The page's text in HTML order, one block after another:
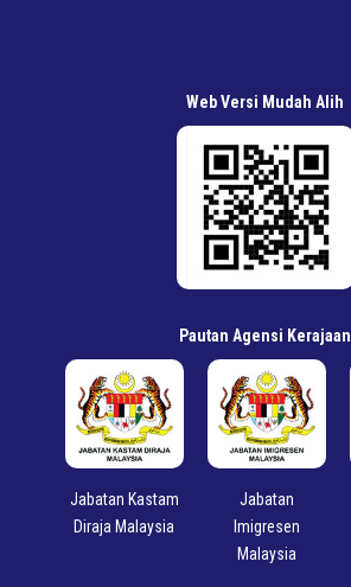
Web Versi Mudah Alih
Pautan Agensi Kerajaan
Jabatan Kastam
Diraja Malaysia
Jabatan
Imigresen
Malaysia